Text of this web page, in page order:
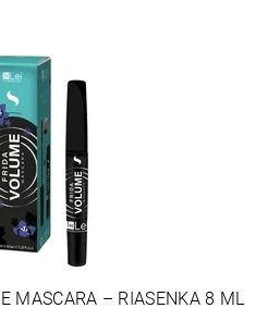
MASCARA – RIASENKA 8 ML